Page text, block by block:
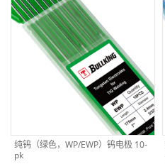
纯钨（绿色，WP/EWP）钨电极 10-
pk